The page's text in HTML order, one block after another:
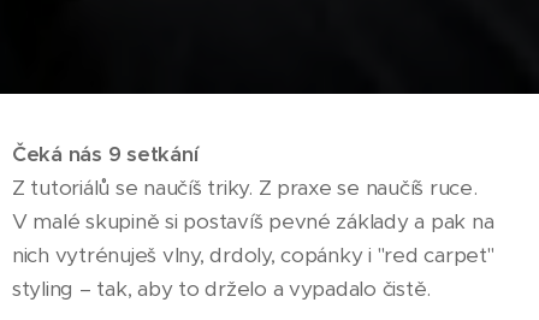
Čeká nás 9 setkání
Z tutoriálů se naučíš triky. Z praxe se naučíš ruce.
V malé skupině si postavíš pevné základy a pak na
nich vytrénuješ vlny, drdoly, copánky i "red carpet"
styling – tak, aby to drželo a vypadalo čistě.